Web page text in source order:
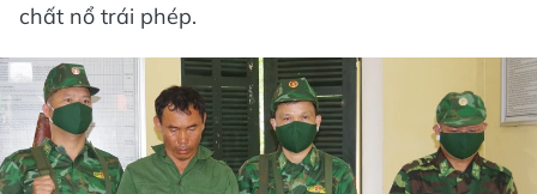
chất nổ trái phép.